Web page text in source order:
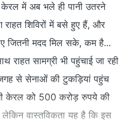
केरल में अब भले ही पानी उतरने
शिविरों में बसे हुए हैं, और
जितनी मदद मिल सके, कम है...
सामग्री भी पहुंचाई जा रही
से सेनाओं की टुकड़ियां पहुंच
केरल को 500 करोड़ रुपये की
वास्तविकता यह है कि इस